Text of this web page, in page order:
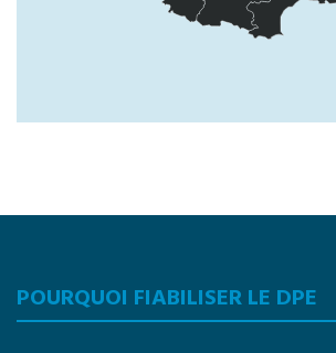
POURQUOI FIABILISER LE DPE